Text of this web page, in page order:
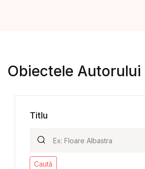
Obiectele Autorului
Titlu
Caută